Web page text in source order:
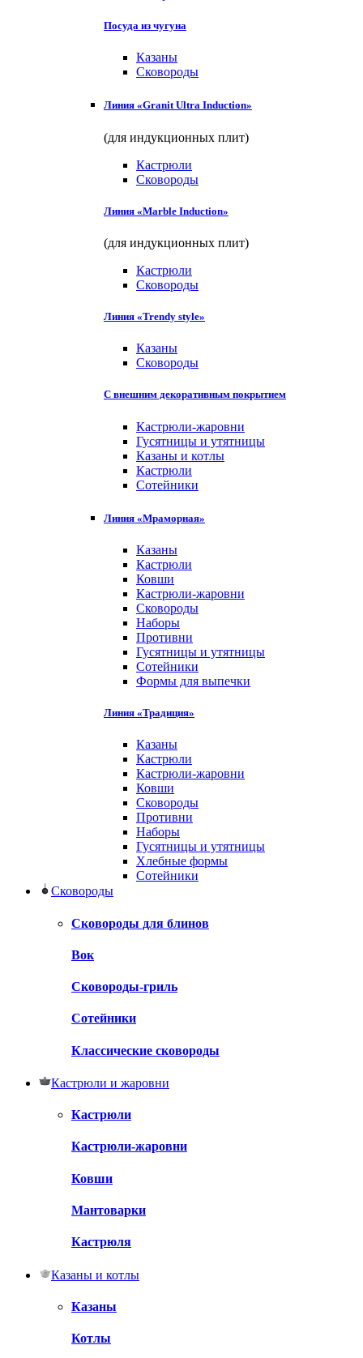
Посуда из чугуна
Казаны
Сковороды
Линия «Granit Ultra Induction»
(для индукционных плит)
Кастрюли
Сковороды
Линия «Marble Induction»
(для индукционных плит)
Кастрюли
Сковороды
Линия «Trendy style»
Казаны
Сковороды
С внешним декоративным покрытием
Кастрюли-жаровни
Гусятницы и утятницы
Казаны и котлы
Кастрюли
Сотейники
Линия «Мраморная»
Казаны
Кастрюли
Ковши
Кастрюли-жаровни
Сковороды
Наборы
Противни
Гусятницы и утятницы
Сотейники
Формы для выпечки
Линия «Традиция»
Казаны
Кастрюли
Кастрюли-жаровни
Ковши
Сковороды
Противни
Наборы
Гусятницы и утятницы
Хлебные формы
Сотейники
Сковороды
Сковороды для блинов
Вок
Сковороды-гриль
Сотейники
Классические сковороды
Кастрюли и жаровни
Кастрюли
Кастрюли-жаровни
Ковши
Мантоварки
Кастрюля
Казаны и котлы
Казаны
Котлы